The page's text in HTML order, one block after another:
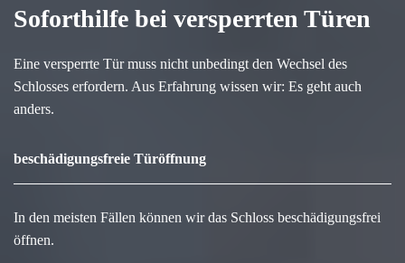
Soforthilfe bei versperrten Türen
Eine versperrte Tür muss nicht unbedingt den Wechsel des
Schlosses erfordern. Aus Erfahrung wissen wir: Es geht auch
anders.
beschädigungsfreie Türöffnung
In den meisten Fällen können wir das Schloss beschädigungsfrei
öffnen.